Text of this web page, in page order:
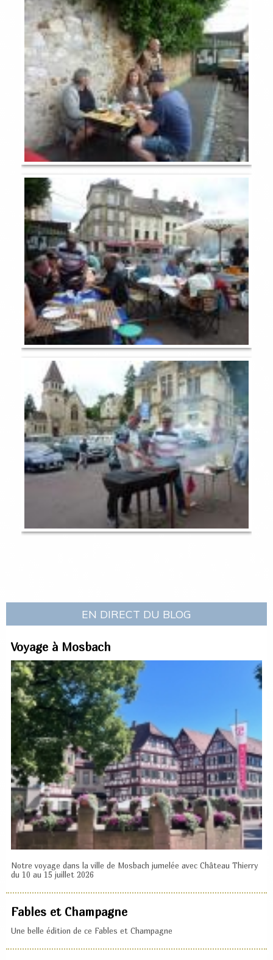
EN DIRECT DU BLOG
Voyage à Mosbach
Notre voyage dans la ville de Mosbach jumelée avec Château Thierry
du 10 au 15 juillet 2026
Fables et Champagne
Une belle édition de ce Fables et Champagne